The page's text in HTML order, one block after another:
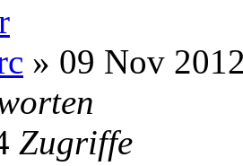
» 09 Nov
Zugriffe